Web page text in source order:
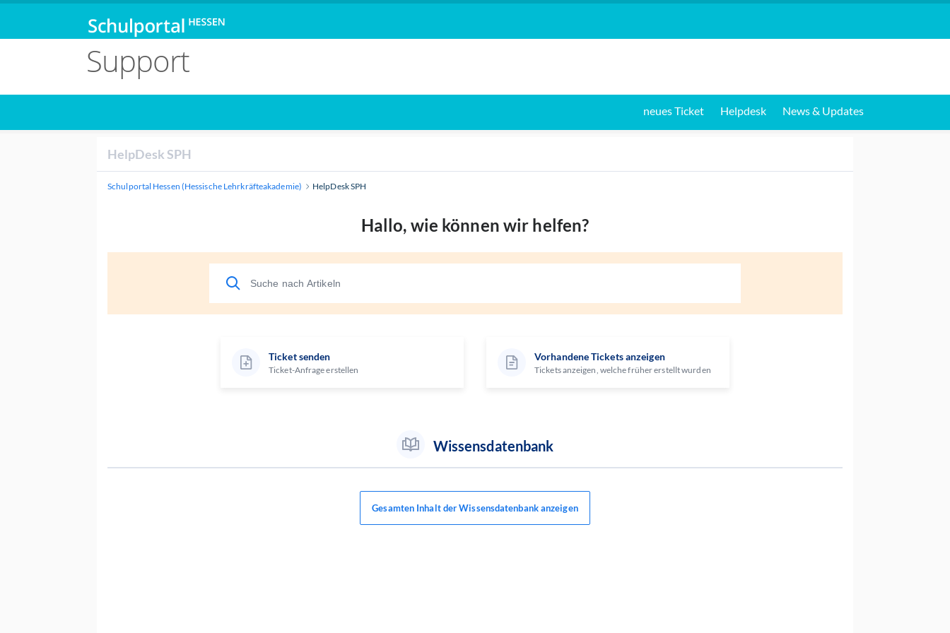
Support
neues Ticket Helpdesk News & Updates
HelpDesk SPH
Schulportal Hessen (Hessische Lehrkräfteakademie) HelpDesk SPH
Hallo, wie können wir helfen?
Ticket senden
Ticket-Anfrage erstellen
Vorhandene Tickets anzeigen
Tickets anzeigen, welche früher erstellt wurden
Wissensdatenbank
Gesamten Inhalt der Wissensdatenbank anzeigen